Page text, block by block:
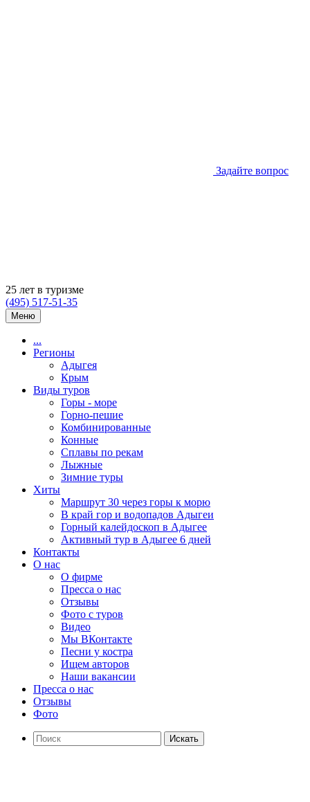
Задайте вопрос
25 лет в туризме
(495) 517-51-35
Меню
...
Регионы
Адыгея
Крым
Виды туров
Горы - море
Горно-пешие
Комбинированные
Конные
Сплавы по рекам
Лыжные
Зимние туры
Хиты
Маршрут 30 через горы к морю
В край гор и водопадов Адыгеи
Горный калейдоскоп в Адыгее
Активный тур в Адыгее 6 дней
Контакты
О нас
О фирме
Пресса о нас
Отзывы
Фото с туров
Видео
Мы ВКонтакте
Песни у костра
Ищем авторов
Наши вакансии
Пресса о нас
Отзывы
Фото
Искать